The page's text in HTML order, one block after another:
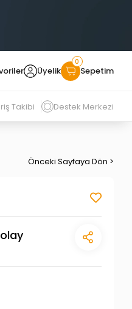
Üyelik
0
Sepetim
Takibi Destek Merkezi
Önceki Sayfaya Dön >